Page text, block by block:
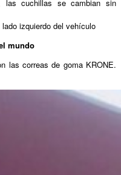
las cuchillas se cambian sin
izquierdo del vehículo
mundo
las correas de goma KRONE.